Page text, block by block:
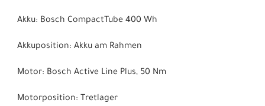
Akku: Bosch CompactTube 400 Wh
Akkuposition: Akku am Rahmen
Motor: Bosch Active Line Plus, 50 Nm
Motorposition: Tretlager